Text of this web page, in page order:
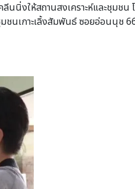
งให้สถานสงเคราะห์และชุมชน
นเกาะเลิ้งสัมพันธ์ ซอยอ่อนนุช